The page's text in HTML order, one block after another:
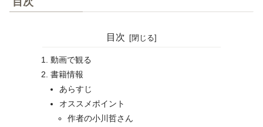
目次
動画で観る
書籍情報
あらすじ
オススメポイント
作者の小川哲さん